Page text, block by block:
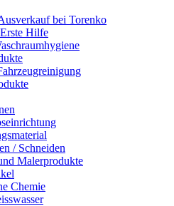
bei Torenko
Hilfe
/ Schneiden
Malerprodukte
Chemie